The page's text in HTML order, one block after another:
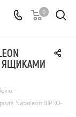
0
ЯЩИКАМИ
-
Napoleon BIPRO-